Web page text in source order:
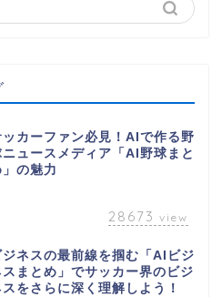
ッカーファン必見！AIで作る野
ニュースメディア「AI野球まと
」の魅力
28673 view
ジネスの最前線を掴む「AIビジ
スまとめ」でサッカー界のビジ
スをさらに深く理解しよう！